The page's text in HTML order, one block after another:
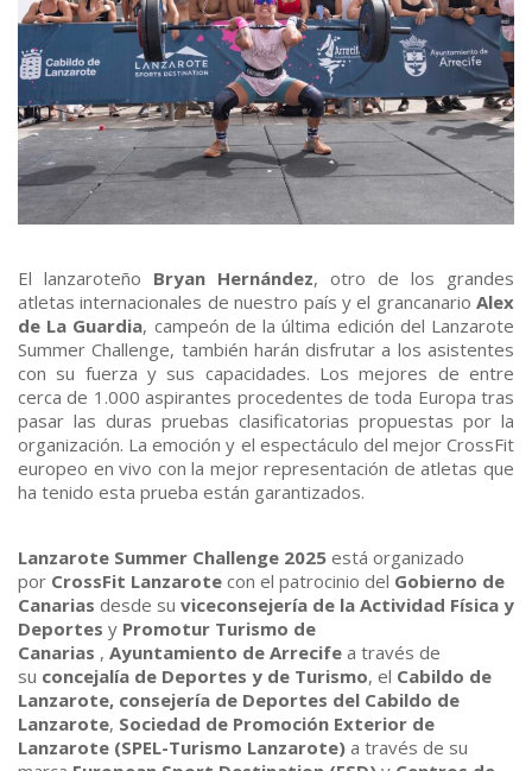
El lanzaroteño Bryan Hernández, otro de los grandes
atletas internacionales de nuestro país y el grancanario Alex
de La Guardia, campeón de la última edición del Lanzarote
Summer Challenge, también harán disfrutar a los asistentes
con su fuerza y sus capacidades. Los mejores de entre
cerca de 1.000 aspirantes procedentes de toda Europa tras
pasar las duras pruebas clasificatorias propuestas por la
organización. La emoción y el espectáculo del mejor CrossFit
europeo en vivo con la mejor representación de atletas que
ha tenido esta prueba están garantizados.
Lanzarote Summer Challenge 2025 está organizado
por CrossFit Lanzarote con el patrocinio del Gobierno de
Canarias desde su viceconsejería de la Actividad Física y
Deportes y Promotur Turismo de
Canarias , Ayuntamiento de Arrecife a través de
su concejalía de Deportes y de Turismo, el Cabildo de
Lanzarote, consejería de Deportes del Cabildo de
Lanzarote, Sociedad de Promoción Exterior de
Lanzarote (SPEL-Turismo Lanzarote) a través de su